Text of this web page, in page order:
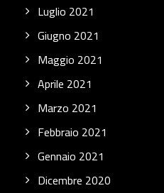
Luglio 2021
Giugno 2021
Maggio 2021
Aprile 2021
Marzo 2021
Febbraio 2021
Gennaio 2021
Dicembre 2020